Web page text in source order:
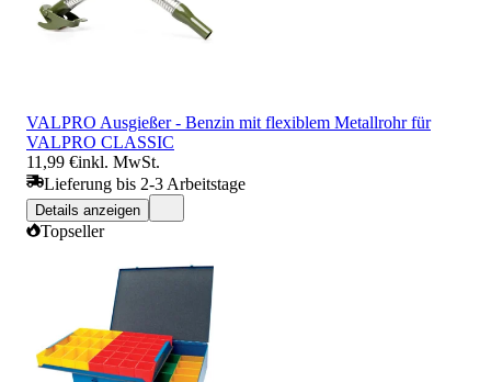
VALPRO Ausgießer - Benzin mit flexiblem Metallrohr für
VALPRO CLASSIC
11,99 €inkl. MwSt.
Lieferung bis 2-3 Arbeitstage
Details anzeigen
Topseller